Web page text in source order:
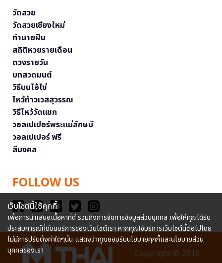
วัดสวย
วัดสวยเชียงใหม่
ทำนายฝัน
สถิติหวยรายเดือน
ดวงรายวัน
บทสวดมนต์
วิธีบนไอ้ไข่
ไหว้ท้าวเวสสุวรรณ
วิธีไหว้วัดแขก
วอลเปเปอร์พระแม่ลักษมี
วอลเปเปอร์ ฟรี
สีมงคล
FOLLOW US
Copyright © 2016
เว็บไซต์นี้ใช้คุกกี้
เพื่อการนำเสนอเนื้อหาที่ดี รวมถึงการจัดการข้อมูลส่วนบุคคล เพื่อให้คุณได้รับ
ประสบการณ์ที่ดีบนบริการของเว็บไซต์เรา หากคุณใช้บริการเว็บไซต์นี้ต่อไปโดย
ไม่มีการปรับตั้งค่าใดๆนั้น แสดงว่าคุณยอมรับนโยบายคุกกี้และนโยบายส่วน
บุคคลของเรา